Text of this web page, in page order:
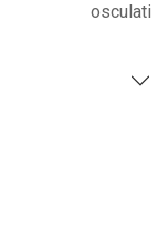
osculati